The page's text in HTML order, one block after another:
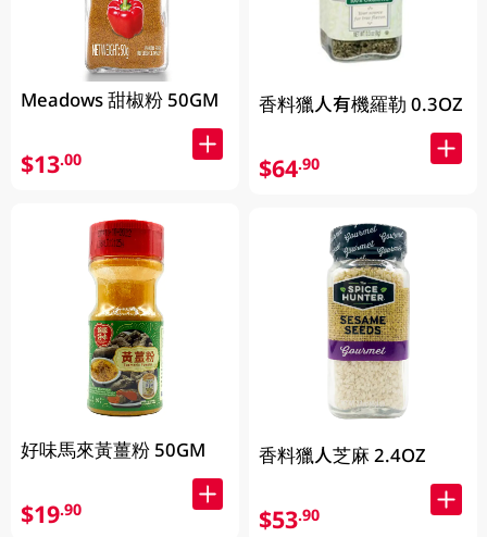
Meadows 甜椒粉 50GM
$13.00
好味馬來黃薑粉 50GM
$19.90
香料獵人有機羅勒 0.3OZ
$64.90
香料獵人芝麻 2.4OZ
$53.90